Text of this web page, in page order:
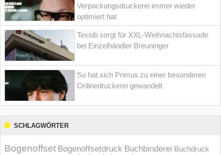
Verpackungsdruckerei immer wieder
optimiert hat
Texsib sorgt für XXL-Weihnachtsfassade
bei Einzelhändler Breuninger
So hat sich Primus zu einer besonderen
Onlinedruckerei gewandelt
SCHLAGWÖRTER
Bogenoffset Bogenoffsetdruck Buchbinderei Buchdruck